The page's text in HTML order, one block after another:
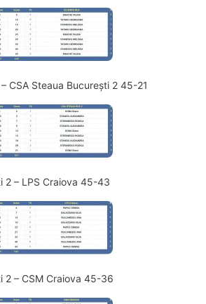
CSA Steaua București 2 45-21
2 – LPS Craiova 45-43
2 – CSM Craiova 45-36